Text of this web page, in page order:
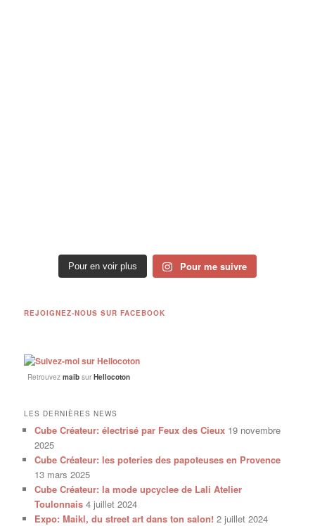
Pour en voir plus Pour me suivre
REJOIGNEZ-NOUS SUR FACEBOOK
Retrouvezmaib surHellocoton
LES DERNIÈRES NEWS
Cube Créateur: électrisé par Feux des Cieux 19 novembre
2025
Cube Créateur: les poteries des papoteuses en Provence
13 mars 2025
Cube Créateur: la mode upcyclee de Lali Atelier
Toulonnais 4 juillet 2024
Expo: Maikl, du street art dans ton salon! 2 juillet 2024